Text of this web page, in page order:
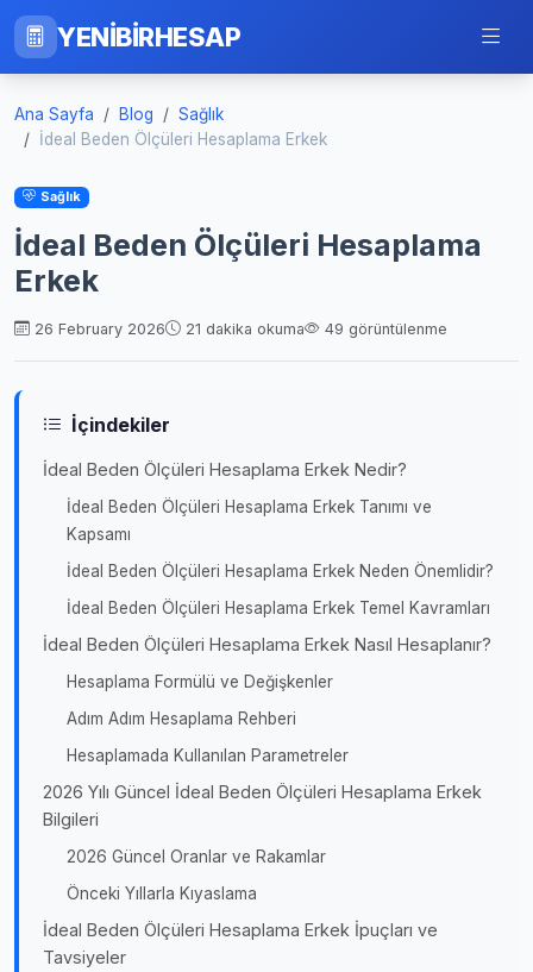
YENİBİRHESAP
Ana Sayfa Blog
Sağlık
İdeal Beden Ölçüleri Hesaplama Erkek
Sağlık
İdeal Beden Ölçüleri Hesaplama
Erkek
26 February 2026 21 dakika okuma 49 görüntülenme
İçindekiler
İdeal Beden Ölçüleri Hesaplama Erkek Nedir?
İdeal Beden Ölçüleri Hesaplama Erkek Tanımı ve
Kapsamı
İdeal Beden Ölçüleri Hesaplama Erkek Neden Önemlidir?
İdeal Beden Ölçüleri Hesaplama Erkek Temel Kavramları
İdeal Beden Ölçüleri Hesaplama Erkek Nasıl Hesaplanır?
Hesaplama Formülü ve Değişkenler
Adım Adım Hesaplama Rehberi
Hesaplamada Kullanılan Parametreler
2026 Yılı Güncel İdeal Beden Ölçüleri Hesaplama Erkek
Bilgileri
2026 Güncel Oranlar ve Rakamlar
Önceki Yıllarla Kıyaslama
İdeal Beden Ölçüleri Hesaplama Erkek İpuçları ve
Tavsiyeler